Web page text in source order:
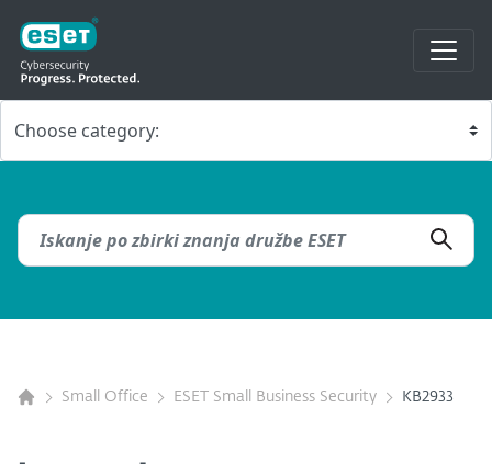
Small Office ESET Small Business Security KB2933